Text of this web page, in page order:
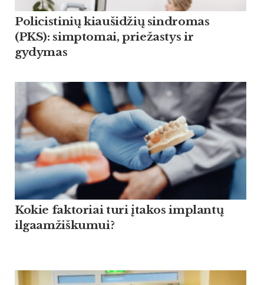
Policistinių kiaušidžių sindromas
(PKS): simptomai, priežastys ir
gydymas
Kokie faktoriai turi įtakos implantų
ilgaamžiškumui?